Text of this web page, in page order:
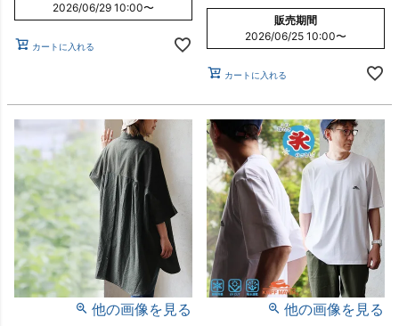
2026/06/29 10:00〜
カートに入れる
販売期間
2026/06/25 10:00〜
カートに入れる
他の画像を見る 他の画像を見る